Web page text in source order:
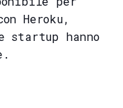
Heroku,
startup hanno